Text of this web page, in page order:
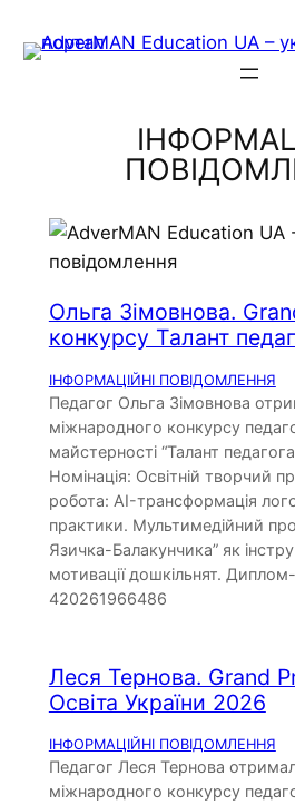
to
Ольга Зімовнова.
конкурсу Талант
ІНФОРМАЦІЙНІ ПОВІДОМЛЕННЯ
Педагог Ольга Зімовнова
міжнародного конкурсу
майстерності “Талант
Номінація: Освітній творчий
робота: AI-трансформація
практики. Мультимедійний
Язичка-Балакунчика” як
мотивації дошкільнят.
420261966486
Леся Тернова. Grand
Освіта України 2026
ІНФОРМАЦІЙНІ ПОВІДОМЛЕННЯ
Педагог Леся Тернова
міжнародного конкурсу